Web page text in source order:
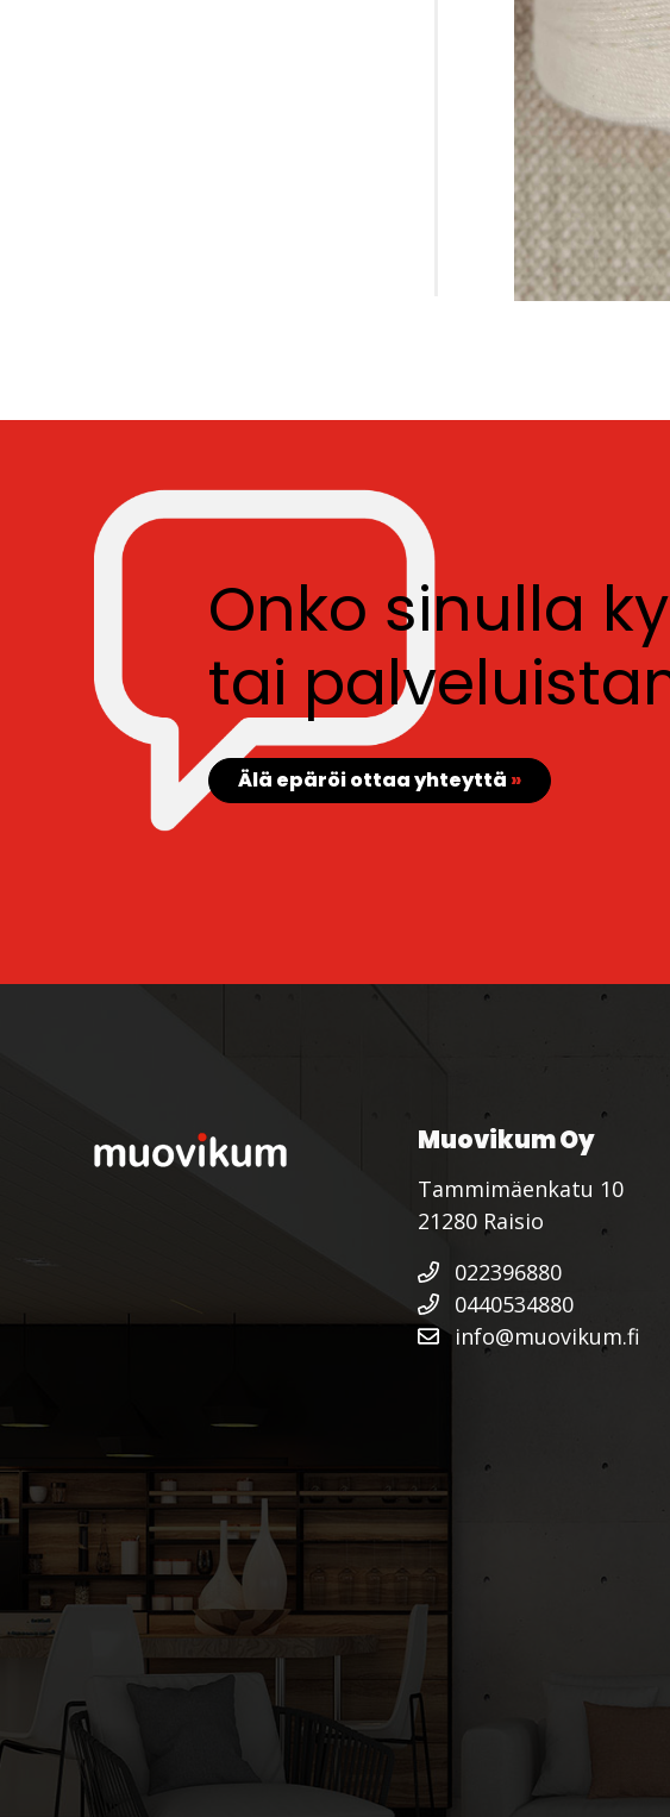
Onko sinulla
tai
Älä epäröi ottaa yhteyttä »
Muovikum Oy
Tammimäenkatu 10
21280 Raisio
022396880
0440534880
info@muovikum.fi